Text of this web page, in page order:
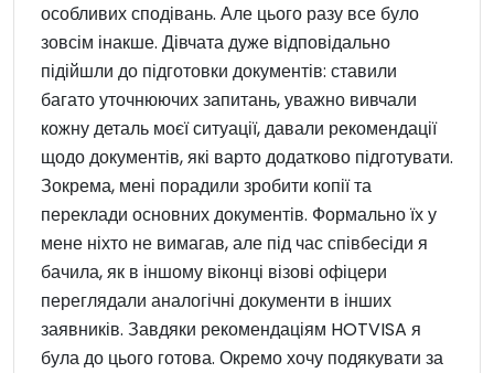
особливих сподівань. Але цього разу все було
зовсім інакше. Дівчата дуже відповідально
підійшли до підготовки документів: ставили
багато уточнюючих запитань, уважно вивчали
кожну деталь моєї ситуації, давали рекомендації
щодо документів, які варто додатково підготувати.
Зокрема, мені порадили зробити копії та
переклади основних документів. Формально їх у
мене ніхто не вимагав, але під час співбесіди я
бачила, як в іншому віконці візові офіцери
переглядали аналогічні документи в інших
заявників. Завдяки рекомендаціям HOTVISA я
була до цього готова. Окремо хочу подякувати за